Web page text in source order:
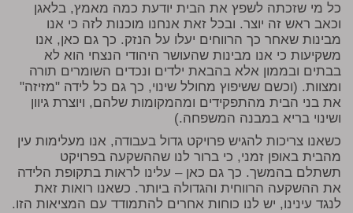
כל מי שזכתה לשפץ את הבית יודעת כמה מאמץ, בלאגן
וכאב ראש זה יוצר. ובכל זאת אנחנו מוכנות לזה כי אנו
מבינות שאחר כך הרווחים יעלו על הנזק. כך גם כאן, אנו
משקיעות כי אנו מבינות שהעושר היהודי הנצחי הוא לא
בבתים ובממון אלא בהבאת ילדים ונכדים השומרים תורה
ומצוות. (וכשם ששיפוץ מחולל שינוי, כך גם כל לידה "מזיזה"
את בני הבית מהתפקידים ומהמקומות שלהם, ויוצרת גיוון
ושינוי בריא במבנה המשפחה.)
כשאנו צריכות להגיש פרויקט גדול בעבודה, אנו מעלימות עין
מהבית באופן זמני, כי ברור לנו שההשקעה בפרויקט
תשתלם בהמשך. כך גם כאן – עלינו לראות בתקופת הלידה
את ההשקעה הרווחית והגדולה ביותר. כשאנו רואות זאת
לנגד עינינו, יש לנו כוחות אחרים להתמודד עם המציאות הזו.